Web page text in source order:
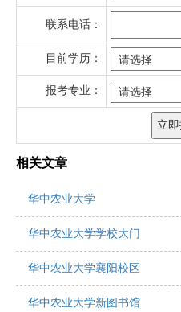
联系电话：
目前学历：
报考专业：
相关文章
华中农业大学
华中农业大学学校大门
华中农业大学襄阳校区
华中农业大学新图书馆